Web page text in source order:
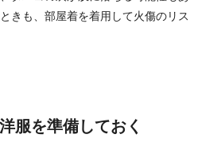
きも、部屋着を着用して火傷のリス
服を準備しておく